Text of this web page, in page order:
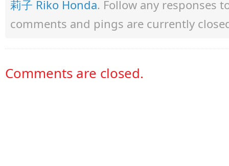
莉子 Riko Honda. Follow any responses
comments and pings are currently
Comments are closed.